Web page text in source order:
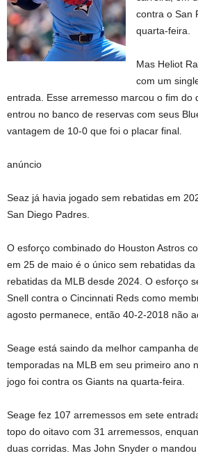
contra o San
quarta-feira.
Mas Heliot
com um
entrada. Esse arremesso marcou o fim do
entrou no banco de reservas com seus
vantagem de 10-0 que foi o placar final.
anúncio
Seaz já havia jogado sem rebatidas em
San Diego Padres.
O esforço combinado do Houston Astros
em 25 de maio é o único sem rebatidas
rebatidas da MLB desde 2024. O esforço
Snell contra o Cincinnati Reds como
agosto permanece, então 40-2-2018 não
Seage está saindo da melhor campanha
temporadas na MLB em seu primeiro ano
jogo foi contra os Giants na quarta-feira.
Seage fez 107 arremessos em sete
topo do oitavo com 31 arremessos,
duas corridas. Mas John Snyder o